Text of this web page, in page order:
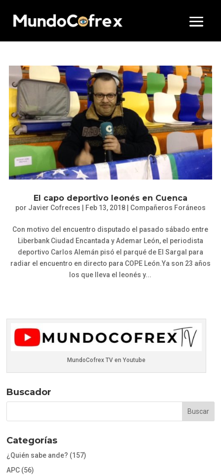
El capo deportivo leonés en Cuenca
por Javier Cofreces Feb 13, 2018| Compañeros Foráneos
Con motivo del encuentro disputado el pasado sábado entre
Liberbank Ciudad Encantada y Ademar León, el periodista
deportivo Carlos Alemán pisó el parqué de El Sargal para
radiar el encuentro en directo para COPE León.Ya son 23 años
los que lleva el leonés y...
MundoCofrex TV en Youtube
Buscador
Categorías
¿Quién sabe ande? (157)
APC (56)